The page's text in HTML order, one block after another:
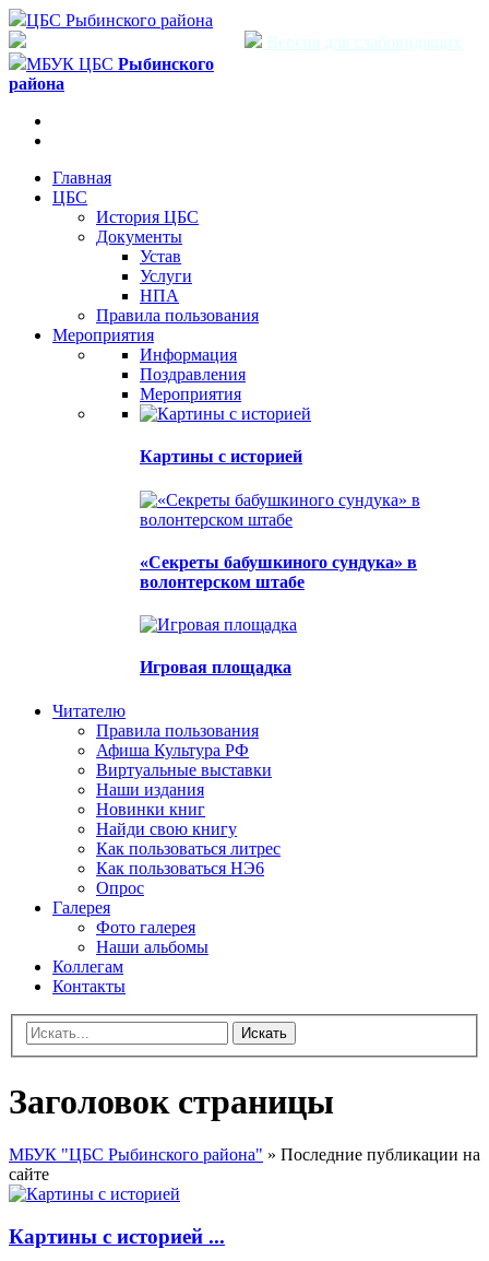
ЦБС Рыбинского района
Версия для слабовидящих
МБУК ЦБС Рыбинского
района
Главная
ЦБС
История ЦБС
Документы
Устав
Услуги
НПА
Правила пользования
Мероприятия
Информация
Поздравления
Мероприятия
Картины с историей
«Секреты бабушкиного сундука» в
волонтерском штабе
Игровая площадка
Читателю
Правила пользования
Афиша Культура РФ
Виртуальные выставки
Наши издания
Новинки книг
Найди свою книгу
Как пользоваться литрес
Как пользоваться НЭ6
Опрос
Галерея
Фото галерея
Наши альбомы
Коллегам
Контакты
Искать
Заголовок страницы
МБУК "ЦБС Рыбинского района" » Последние публикации на
сайте
Картины с историей ...